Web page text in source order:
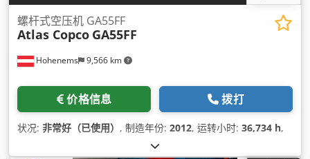
Hohenems 9,566 km
螺杆式空压机 GA55FF
Atlas Copco GA55FF
价格信息 拨打
状况: 非常好（已使用） , 制造年份: 2012, 运转小时: 36,734 h,